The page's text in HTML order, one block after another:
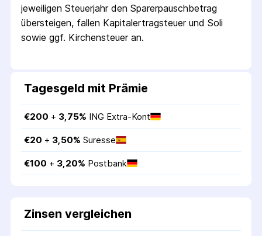
jeweiligen Steuerjahr den Sparer­pausch­betrag
übersteigen, fallen Kapital­ertrag­steuer und Soli
sowie ggf. Kirchensteuer an.
Tagesgeld mit Prämie
€200 + 3,75% ING Extra-Kont
€20 + 3,50% Suresse
€100 + 3,20% Postbank
Zinsen vergleichen